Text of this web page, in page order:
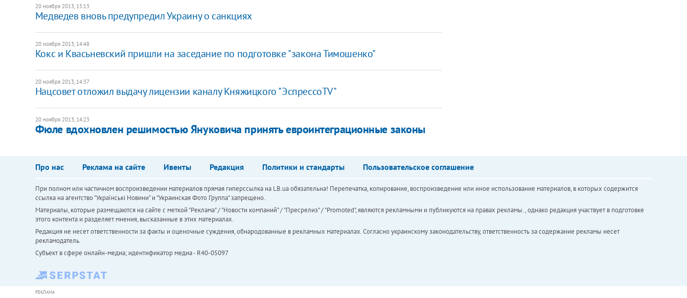
20 ноября 2013, 15:13
Медведев вновь предупредил Украину о санкциях
20 ноября 2013, 14:48
Кокс и Квасьневский пришли на заседание по подготовке "закона Тимошенко"
20 ноября 2013, 14:37
Нацсовет отложил выдачу лицензии каналу Княжицкого "ЭспрессоTV"
20 ноября 2013, 14:23
Фюле вдохновлен решимостью Януковича принять евроинтеграционные законы
Про нас Реклама на сайте Ивенты Редакция Политики и стандарты Пользовательское соглашение
При полном или частичном воспроизведении материалов прямая гиперссылка на LB.ua обязательна! Перепечатка, копирование, воспроизведение или иное использование материалов, в которых содержится
ссылка на агентство "Українськi Новини" и "Украинская Фото Группа" запрещено.
Материалы, которые размещаются на сайте с меткой "Реклама" / "Новости компаний" / "Пресрелиз" / "Promoted", являются рекламными и публикуются на правах рекламы. , однако редакция участвует в подготовке
этого контента и разделяет мнения, высказанные в этих материалах.
Редакция не несет ответственности за факты и оценочные суждения, обнародованные в рекламных материалах. Согласно украинскому законодательству, ответственность за содержание рекламы несет
рекламодатель.
Субъект в сфере онлайн-медиа; идентификатор медиа - R40-05097
РЕКЛАМА